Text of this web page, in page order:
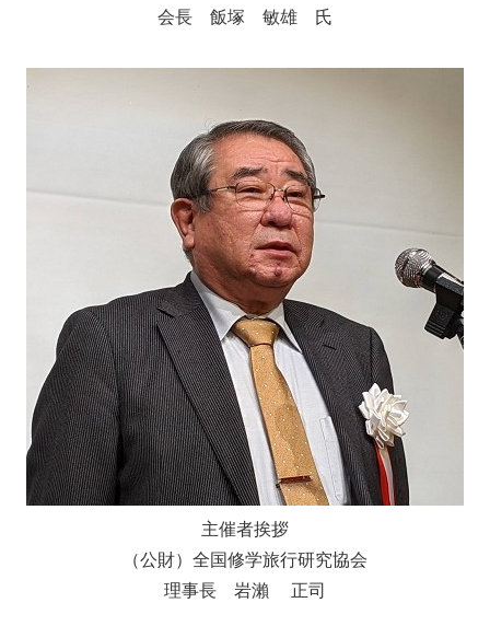
会長 飯塚 敏雄 氏
主催者挨拶
（公財）全国修学旅行研究協会
理事長 岩瀨 正司